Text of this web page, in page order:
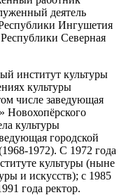
деятель
Ингушетия
Северная
институт культуры
культуры
числе заведующая
Новохопёрского
культуры
городской
1972). С 1972 года
культуры (ныне
и искусств); с 1985
года ректор.